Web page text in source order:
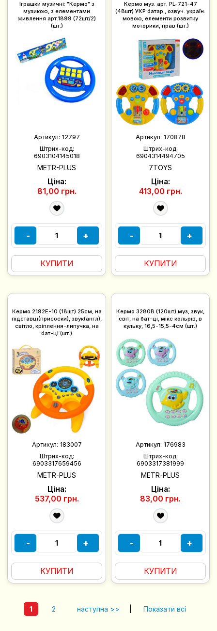
Іграшки музичні: "Кермо" з
музикою, з елементами
живлення арт.1899 (72шт/2)
(шт.)
Артикул: 12797
Штрих-код:
6903104145018
METR-PLUS
Ціна:
81,00 грн.
- +
КУПИТИ
Кермо муз. арт. PL-721-47
(48шт) УКР батар., озвуч. україн.
мовою, елементи розвитку
моторики, прав (шт.)
Артикул: 170878
Штрих-код:
6904314494705
7TOYS
Ціна:
413,00 грн.
- +
КУПИТИ
Кермо 2192E-10 (18шт) 25см, на
підставці(присоски), звук(англ),
світло, кріплення-липучка, на
бат-ці (шт.)
Артикул: 183007
Штрих-код:
6903317659456
METR-PLUS
Ціна:
537,00 грн.
- +
КУПИТИ
Кермо 3280B (120шт) муз, звук,
світ, на бат-ці, мікс кольрів, в
кульку, 16,5-15,5-4см (шт.)
Артикул: 176983
Штрих-код:
6903317381999
METR-PLUS
Ціна:
83,00 грн.
- +
КУПИТИ
1 2 наступна >> Показати всі